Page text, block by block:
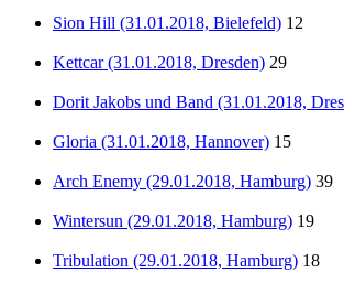
Sion Hill (31.01.2018, Bielefeld) 12
Kettcar (31.01.2018, Dresden) 29
Dorit Jakobs und Band (31.01.2018,
Gloria (31.01.2018, Hannover) 15
Arch Enemy (29.01.2018, Hamburg) 39
Wintersun (29.01.2018, Hamburg) 19
Tribulation (29.01.2018, Hamburg) 18